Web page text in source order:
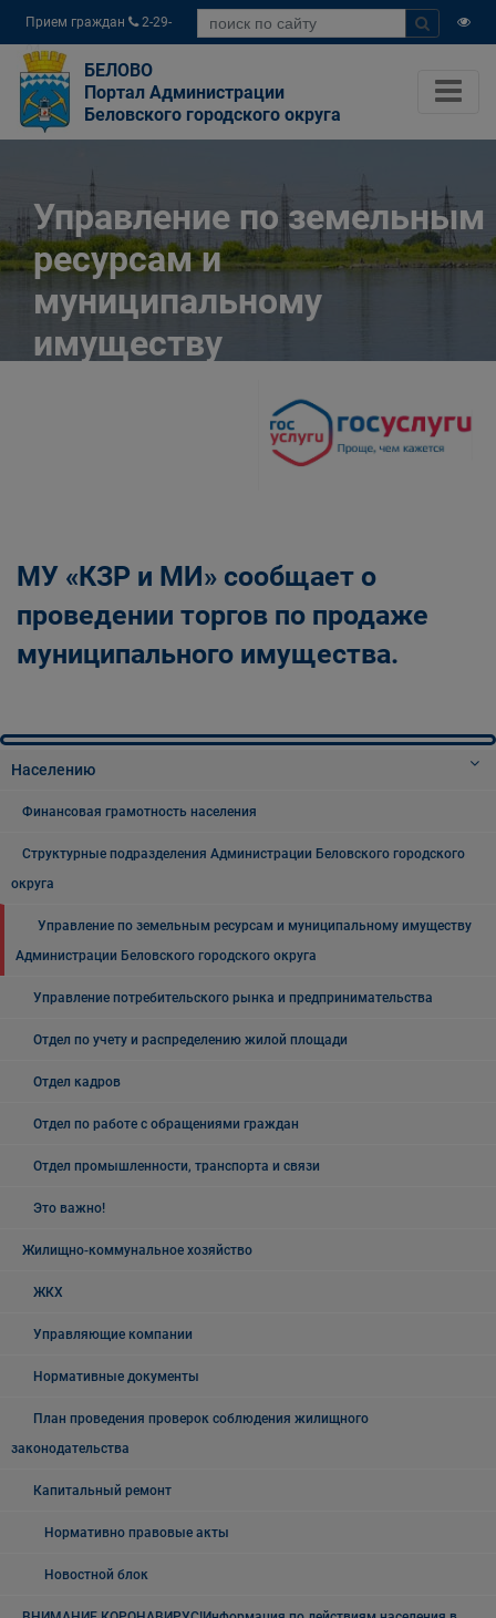
Прием граждан
2-29-
04
БЕЛОВО
Портал Администрации
Беловского городского округа
Управление по земельным
ресурсам и
муниципальному
имуществу
Беловского городского
Беловского городского округа
Управление по земельным ресурсам и
муниципальному имуществу Администрации
Беловского городского округа
МУ «КЗР и МИ» сообщает о
проведении торгов по продаже
муниципального имущества.
Населению
Финансовая грамотность населения
Структурные подразделения Администрации Беловского городского
округа
Управление по земельным ресурсам и муниципальному имуществу
Администрации Беловского городского округа
Управление потребительского рынка и предпринимательства
Отдел по учету и распределению жилой площади
Отдел кадров
Отдел по работе с обращениями граждан
Отдел промышленности, транспорта и связи
Это важно!
Жилищно-коммунальное хозяйство
ЖКХ
Управляющие компании
Нормативные документы
План проведения проверок соблюдения жилищного
законодательства
Капитальный ремонт
Нормативно правовые акты
Новостной блок